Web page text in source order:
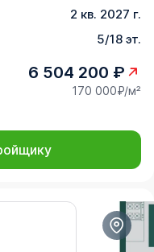
2 кв. 2027 г.
5/18 эт.
6 504 200 ₽
170 000₽/м²